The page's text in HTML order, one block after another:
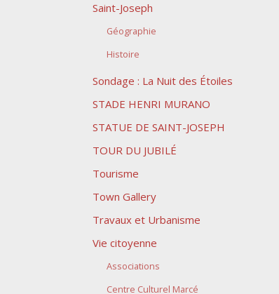
Saint-Joseph
Géographie
Histoire
Sondage : La Nuit des Étoiles
STADE HENRI MURANO
STATUE DE SAINT-JOSEPH
TOUR DU JUBILÉ
Tourisme
Town Gallery
Travaux et Urbanisme
Vie citoyenne
Associations
Centre Culturel Marcé